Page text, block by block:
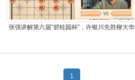
张强讲解第六届“碧桂园杯”，许银川先胜柳大华
1